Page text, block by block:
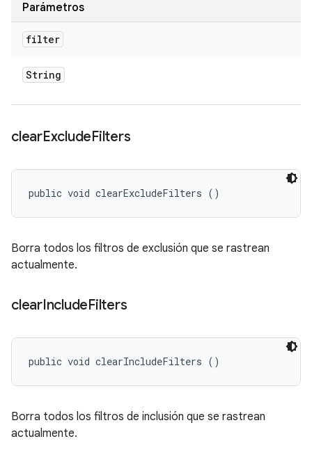
Parámetros
filter
String
clearExcludeFilters
public void clearExcludeFilters ()
Borra todos los filtros de exclusión que se rastrean
actualmente.
clearIncludeFilters
public void clearIncludeFilters ()
Borra todos los filtros de inclusión que se rastrean
actualmente.